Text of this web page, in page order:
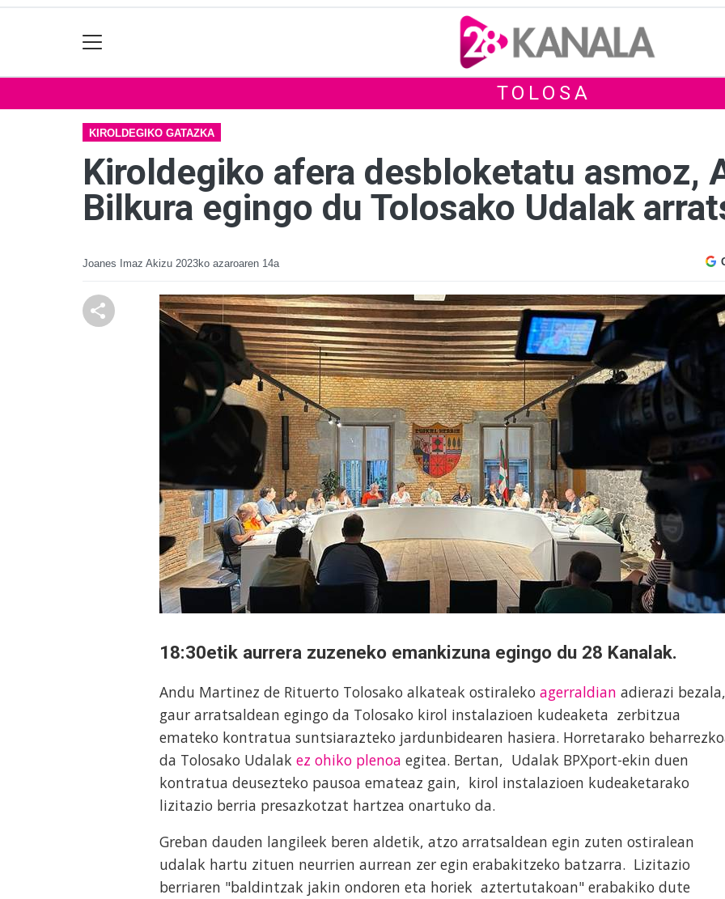
TOLOSA
KIROLDEGIKO GATAZKA
Kiroldegiko afera desbloketatu asmoz,
Bilkura egingo du Tolosako Udalak
Joanes Imaz Akizu 2023ko azaroaren 14a
18:30etik aurrera zuzeneko emankizuna egingo du 28 Kanalak.
Andu Martinez de Rituerto Tolosako alkateak ostiraleko agerraldian adierazi bezala,
gaur arratsaldean egingo da Tolosako kirol instalazioen kudeaketa zerbitzua
emateko kontratua suntsiarazteko jardunbidearen hasiera. Horretarako
da Tolosako Udalak ez ohiko plenoa egitea. Bertan, Udalak BPXport-ekin duen
kontratua deusezteko pausoa emateaz gain, kirol instalazioen kudeaketarako
lizitazio berria presazkotzat hartzea onartuko da.
Greban dauden langileek beren aldetik, atzo arratsaldean egin zuten ostiralean
udalak hartu zituen neurrien aurrean zer egin erabakitzeko batzarra. Lizitazio
berriaren "baldintzak jakin ondoren eta horiek aztertutakoan" erabakiko dute